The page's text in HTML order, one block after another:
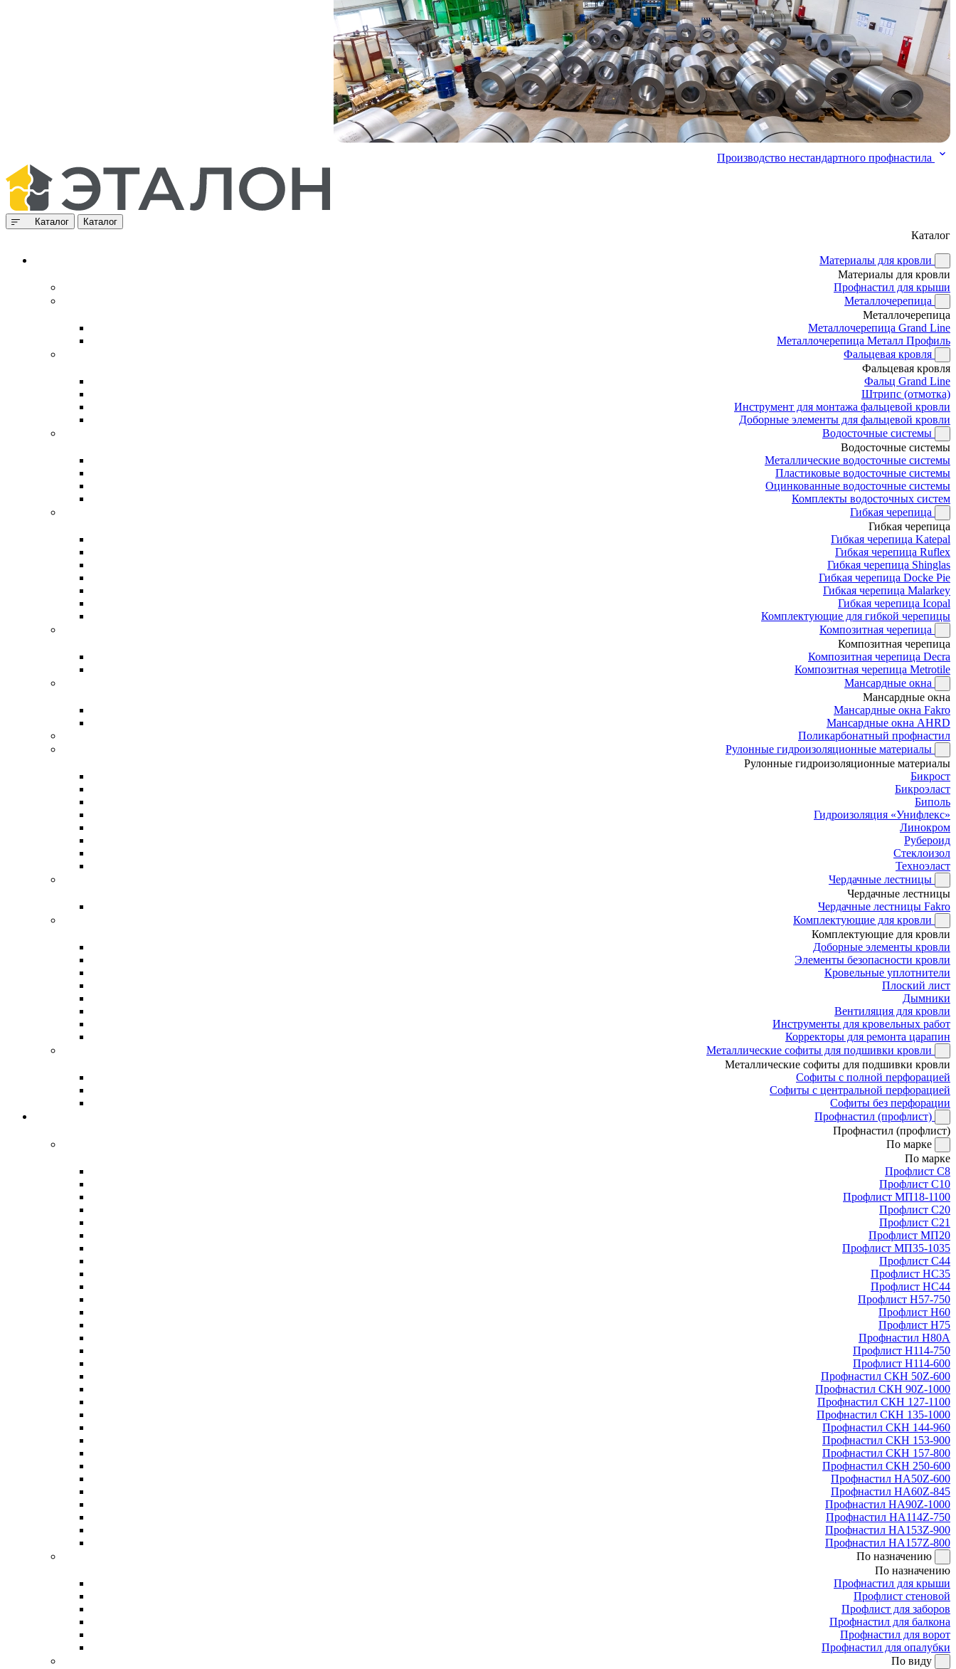
Производство нестандартного профнастила
Каталог Каталог
Каталог
Материалы для кровли
Материалы для кровли
Профнастил для крыши
Металлочерепица
Металлочерепица
Металлочерепица Grand Line
Металлочерепица Металл Профиль
Фальцевая кровля
Фальцевая кровля
Фальц Grand Line
Штрипс (отмотка)
Инструмент для монтажа фальцевой кровли
Доборные элементы для фальцевой кровли
Водосточные системы
Водосточные системы
Металлические водосточные системы
Пластиковые водосточные системы
Оцинкованные водосточные системы
Комплекты водосточных систем
Гибкая черепица
Гибкая черепица
Гибкая черепица Katepal
Гибкая черепица Ruflex
Гибкая черепица Shinglas
Гибкая черепица Docke Pie
Гибкая черепица Malarkey
Гибкая черепица Icopal
Комплектующие для гибкой черепицы
Композитная черепица
Композитная черепица
Композитная черепица Decra
Композитная черепица Metrotile
Мансардные окна
Мансардные окна
Мансардные окна Fakro
Мансардные окна AHRD
Поликарбонатный профнастил
Рулонные гидроизоляционные материалы
Рулонные гидроизоляционные материалы
Бикрост
Бикроэласт
Биполь
Гидроизоляция «Унифлекс»
Линокром
Рубероид
Стеклоизол
Техноэласт
Чердачные лестницы
Чердачные лестницы
Чердачные лестницы Fakro
Комплектующие для кровли
Комплектующие для кровли
Доборные элементы кровли
Элементы безопасности кровли
Кровельные уплотнители
Плоский лист
Дымники
Вентиляция для кровли
Инструменты для кровельных работ
Корректоры для ремонта царапин
Металлические софиты для подшивки кровли
Металлические софиты для подшивки кровли
Софиты с полной перфорацией
Софиты с центральной перфорацией
Софиты без перфорации
Профнастил (профлист)
Профнастил (профлист)
По марке
По марке
Профлист С8
Профлист С10
Профлист МП18-1100
Профлист С20
Профлист С21
Профлист МП20
Профлист МП35-1035
Профлист С44
Профлист НС35
Профлист НС44
Профлист Н57-750
Профлист Н60
Профлист Н75
Профнастил Н80А
Профлист Н114-750
Профлист Н114-600
Профнастил СКН 50Z-600
Профнастил СКН 90Z-1000
Профнастил СКН 127-1100
Профнастил СКН 135-1000
Профнастил СКН 144-960
Профнастил СКН 153-900
Профнастил СКН 157-800
Профнастил СКН 250-600
Профнастил НА50Z-600
Профнастил НА60Z-845
Профнастил НА90Z-1000
Профнастил НА114Z-750
Профнастил НА153Z-900
Профнастил НА157Z-800
По назначению
По назначению
Профнастил для крыши
Профлист стеновой
Профлист для заборов
Профнастил для балкона
Профнастил для ворот
Профнастил для опалубки
По виду